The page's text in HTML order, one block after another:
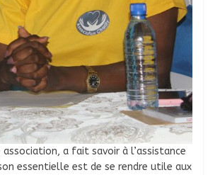
a fait savoir à l’assistance
essentielle est de se rendre utile aux